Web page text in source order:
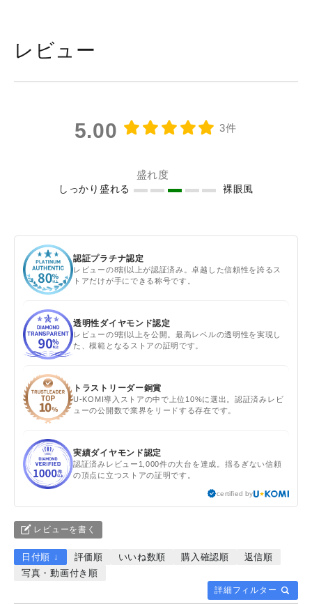
レビュー
5.00 3件
盛れ度
しっかり盛れる 裸眼風
認証プラチナ認定
レビューの8割以上が認証済み。卓越した信頼性を誇るス
トアだけが手にできる称号です。
透明性ダイヤモンド認定
レビューの9割以上を公開。最高レベルの透明性を実現し
た、模範となるストアの証明です。
トラストリーダー銅賞
U-KOMI導入ストアの中で上位10%に選出。認証済みレビ
ューの公開数で業界をリードする存在です。
実績ダイヤモンド認定
認証済みレビュー1,000件の大台を達成。揺るぎない信頼
の頂点に立つストアの証明です。
certified by
レビューを書く
詳細フィルター
日付順 ↓ 評価順 いいね数順 購入確認順
返信順
写真・動画付き順